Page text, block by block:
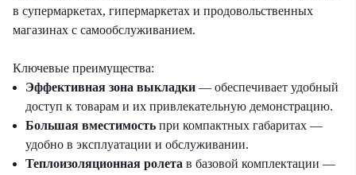
в супермаркетах, гипермаркетах и продовольственных
магазинах с самообслуживанием.
Ключевые преимущества:
Эффективная зона выкладки — обеспечивает удобный
доступ к товарам и их привлекательную демонстрацию.
Большая вместимость при компактных габаритах —
удобно в эксплуатации и обслуживании.
Теплоизоляционная ролета в базовой комплектации —